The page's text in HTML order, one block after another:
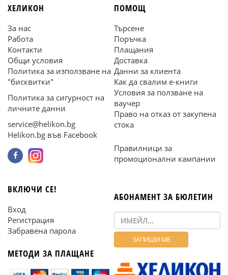
ХЕЛИКОН
За нас
Работа
Контакти
Общи условия
Политика за използване на
"бисквитки"
Политика за сигурност на
личните данни
service@helikon.bg
Helikon.bg във Facebook
ПОМОЩ
Търсене
Поръчка
Плащания
Доставка
Данни за клиента
Как да свалим е-книги
Условия за ползване на
ваучер
Право на отказ от закупена
стока
Правилници за
промоционални кампании
ВКЛЮЧИ СЕ!
Вход
Регистрация
Забравена парола
МЕТОДИ ЗА ПЛАЩАНЕ
АБОНАМЕНТ ЗА БЮЛЕТИН